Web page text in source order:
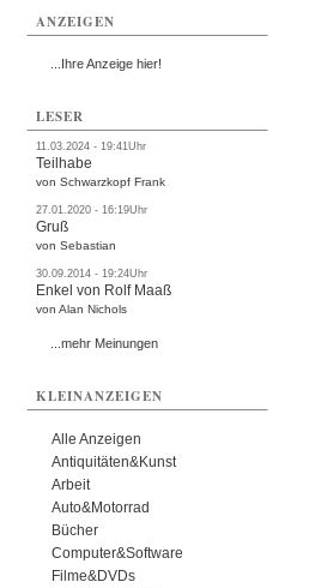
ANZEIGEN
...Ihre Anzeige hier!
LESER
11.03.2024 - 19:41Uhr
Teilhabe
von Schwarzkopf Frank
27.01.2020 - 16:19Uhr
Gruß
von Sebastian
30.09.2014 - 19:24Uhr
Enkel von Rolf Maaß
von Alan Nichols
...mehr Meinungen
KLEINANZEIGEN
Alle Anzeigen
Antiquitäten&Kunst
Arbeit
Auto&Motorrad
Bücher
Computer&Software
Filme&DVDs